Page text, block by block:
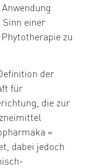
einer
zu
der
für
die zur
=
dabei jedoch